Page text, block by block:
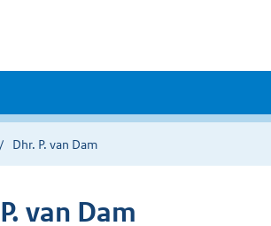
Dhr. P. van Dam
van Dam